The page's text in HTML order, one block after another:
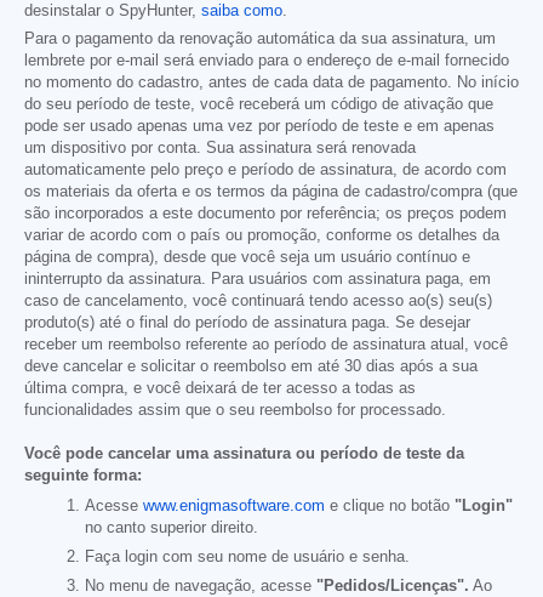
desinstalar o SpyHunter, saiba como.
Para o pagamento da renovação automática da sua assinatura, um
lembrete por e-mail será enviado para o endereço de e-mail fornecido
no momento do cadastro, antes de cada data de pagamento. No início
do seu período de teste, você receberá um código de ativação que
pode ser usado apenas uma vez por período de teste e em apenas
um dispositivo por conta. Sua assinatura será renovada
automaticamente pelo preço e período de assinatura, de acordo com
os materiais da oferta e os termos da página de cadastro/compra (que
são incorporados a este documento por referência; os preços podem
variar de acordo com o país ou promoção, conforme os detalhes da
página de compra), desde que você seja um usuário contínuo e
ininterrupto da assinatura. Para usuários com assinatura paga, em
caso de cancelamento, você continuará tendo acesso ao(s) seu(s)
produto(s) até o final do período de assinatura paga. Se desejar
receber um reembolso referente ao período de assinatura atual, você
deve cancelar e solicitar o reembolso em até 30 dias após a sua
última compra, e você deixará de ter acesso a todas as
funcionalidades assim que o seu reembolso for processado.
Você pode cancelar uma assinatura ou período de teste da
seguinte forma:
Acesse www.enigmasoftware.com e clique no botão "Login"
no canto superior direito.
Faça login com seu nome de usuário e senha.
No menu de navegação, acesse "Pedidos/Licenças". Ao